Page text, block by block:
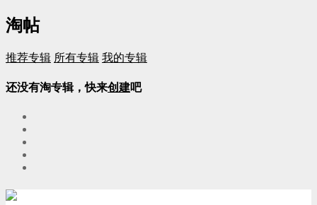
淘帖
推荐专辑 所有专辑 我的专辑
还没有淘专辑，快来创建吧